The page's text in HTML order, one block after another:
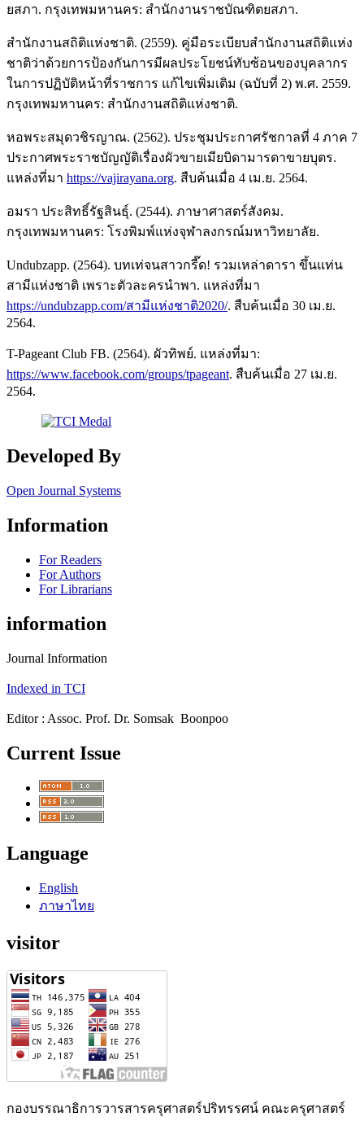
ยสภา. กรุงเทพมหานคร: สำนักงานราชบัณฑิตยสภา.
สำนักงานสถิติแห่งชาติ. (2559). คู่มือระเบียบสำนักงานสถิติแห่ง
ชาติว่าด้วยการป้องกันการมีผลประโยชน์ทับซ้อนของบุคลากร
ในการปฏิบัติหน้าที่ราชการ แก้ไขเพิ่มเติม (ฉบับที่ 2) พ.ศ. 2559.
กรุงเทพมหานคร: สำนักงานสถิติแห่งชาติ.
หอพระสมุดวชิรญาณ. (2562). ประชุมประกาศรัชกาลที่ 4 ภาค 7
ประกาศพระราชบัญญัติเรื่องผัวขายเมียบิดามารดาขายบุตร.
แหล่งที่มา https://vajirayana.org. สืบค้นเมื่อ 4 เม.ย. 2564.
อมรา ประสิทธิ์รัฐสินธุ์. (2544). ภาษาศาสตร์สังคม.
กรุงเทพมหานคร: โรงพิมพ์แห่งจุฬาลงกรณ์มหาวิทยาลัย.
Undubzapp. (2564). บทเท่จนสาวกรี๊ด! รวมเหล่าดารา ขึ้นแท่น
สามีแห่งชาติ เพราะตัวละครนำพา. แหล่งที่มา
https://undubzapp.com/สามีแห่งชาติ2020/. สืบค้นเมื่อ 30 เม.ย.
2564.
T-Pageant Club FB. (2564). ผัวทิพย์. แหล่งที่มา:
https://www.facebook.com/groups/tpageant. สืบค้นเมื่อ 27 เม.ย.
2564.
Developed By
Open Journal Systems
Information
For Readers
For Authors
For Librarians
information
Journal Information
Indexed in TCI
Editor : Assoc. Prof. Dr. Somsak Boonpoo
Current Issue
Language
English
ภาษาไทย
visitor
กองบรรณาธิการวารสารครุศาสตร์ปริทรรศน์ คณะครุศาสตร์